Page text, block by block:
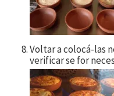
Voltar a colocá-las
verificar se for